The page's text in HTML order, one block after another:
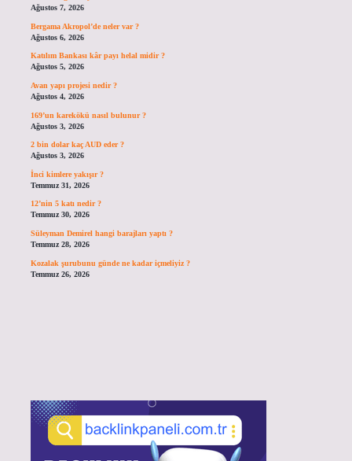
Ağustos 7, 2026
Bergama Akropol’de neler var ?
Ağustos 6, 2026
Katılım Bankası kâr payı helal midir ?
Ağustos 5, 2026
Avan yapı projesi nedir ?
Ağustos 4, 2026
169’un karekökü nasıl bulunur ?
Ağustos 3, 2026
2 bin dolar kaç AUD eder ?
Ağustos 3, 2026
İnci kimlere yakışır ?
Temmuz 31, 2026
12’nin 5 katı nedir ?
Temmuz 30, 2026
Süleyman Demirel hangi barajları yaptı ?
Temmuz 28, 2026
Kozalak şurubunu günde ne kadar içmeliyiz ?
Temmuz 26, 2026